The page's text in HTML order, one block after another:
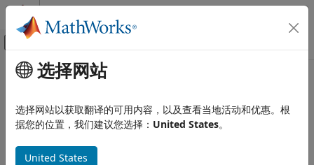
跳到内容
画布外导航菜单切换
文档主页
主要内容
How useful was this information?
选择网站
选择网站以获取翻译的可用内容，以及查看当地活动和优惠。根
据您的位置，我们建议您选择： United States。
United States